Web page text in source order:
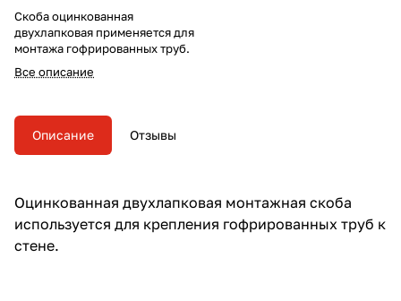
Скоба оцинкованная
двухлапковая применяется для
монтажа гофрированных труб.
Все описание
Описание Отзывы
Оцинкованная двухлапковая монтажная скоба
используется для крепления гофрированных труб к
стене.